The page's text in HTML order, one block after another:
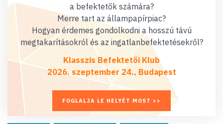
a befektetők számára?
Merre tart az állampapírpiac?
Hogyan érdemes gondolkodni a hosszú távú
megtakarításokról és az ingatlanbefektetésekről?
Klasszis Befektetői Klub
2026. szeptember 24., Budapest
FOGLALJA LE HELYÉT MOST >>